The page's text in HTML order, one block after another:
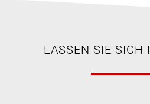
LASSEN SIE SICH